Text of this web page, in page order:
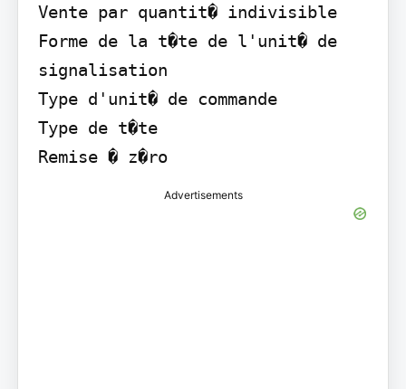
Vente par quantit� indivisible
Forme de la t�te de l'unit� de
signalisation
Type d'unit� de commande
Type de t�te
Remise � z�ro
Advertisements